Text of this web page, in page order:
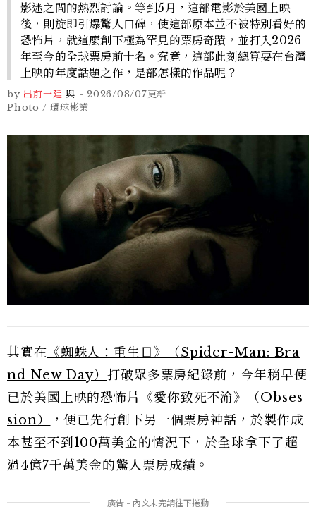
影迷之間的熱烈討論。等到5月，這部電影於美國上映
後，則旋即引爆驚人口碑，使這部原本並不被特別看好的
恐怖片，就這麼創下極為罕見的票房奇蹟，並打入2026
年至今的全球票房前十名。究竟，這部此刻總算要在台灣
上映的年度話題之作，是部怎樣的作品呢？
by 出前一廷 與 - 2026/08/07更新
Photo / 環球影業
其實在 《蜘蛛人：重生日》（Spider-Man: Bra
nd New Day） 打破眾多票房紀錄前，今年稍早便
已於美國上映的恐怖片 《愛你致死不渝》（Obses
sion）
，便已先行創下另一個票房神話，於製作成
本甚至不到100萬美金的情況下，於全球拿下了超
過4億7千萬美金的驚人票房成績。